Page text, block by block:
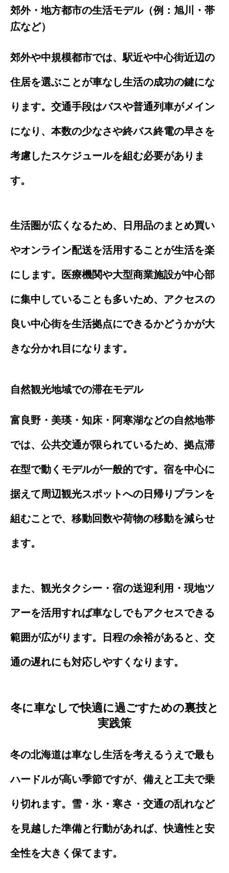
郊外・地方都市の生活モデル（例：旭川・帯
広など）
郊外や中規模都市では、駅近や中心街近辺の
住居を選ぶことが車なし生活の成功の鍵にな
ります。交通手段はバスや普通列車がメイン
になり、本数の少なさや終バス終電の早さを
考慮したスケジュールを組む必要がありま
す。
生活圏が広くなるため、日用品のまとめ買い
やオンライン配送を活用することが生活を楽
にします。医療機関や大型商業施設が中心部
に集中していることも多いため、アクセスの
良い中心街を生活拠点にできるかどうかが大
きな分かれ目になります。
自然観光地域での滞在モデル
富良野・美瑛・知床・阿寒湖などの自然地帯
では、公共交通が限られているため、拠点滞
在型で動くモデルが一般的です。宿を中心に
据えて周辺観光スポットへの日帰りプランを
組むことで、移動回数や荷物の移動を減らせ
ます。
また、観光タクシー・宿の送迎利用・現地ツ
アーを活用すれば車なしでもアクセスできる
範囲が広がります。日程の余裕があると、交
通の遅れにも対応しやすくなります。
冬に車なしで快適に過ごすための裏技と
実践策
冬の北海道は車なし生活を考えるうえで最も
ハードルが高い季節ですが、備えと工夫で乗
り切れます。雪・氷・寒さ・交通の乱れなど
を見越した準備と行動があれば、快適性と安
全性を大きく保てます。